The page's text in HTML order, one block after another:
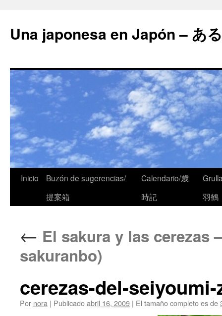
Una japonesa en Japón – あ
Inicio
Buzón de sugerencias/
提案箱
Calendario/歳
時記
羽鶴
← El sakura y las cerezas
sakuranbo)
cerezas-del-
Por nora | Publicadoabril 16, 2009 | El tamaño completo es de